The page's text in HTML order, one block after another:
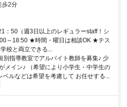
徒歩2分
：50（週3日以上のレギュラーstaff！シ
～18:50 ★時間・曜日は相談OK ★テス
校と両立できる...
別指導教室でアルバイト教師を募集♪ 少
メイン♪ （希望により小学生・中学生の
ルなどは希望を考慮して お任せする...